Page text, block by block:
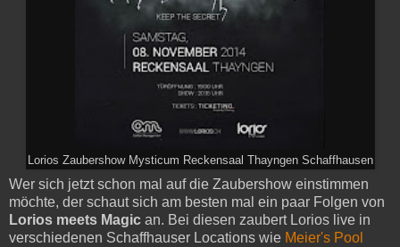
Lorios Zaubershow Mysticum Reckensaal Thayngen Schaffhausen
Wer sich jetzt schon mal auf die Zaubershow einstimmen
möchte, der schaut sich am besten mal ein paar Folgen von
Lorios meets Magic an. Bei diesen zaubert Lorios live in
verschiedenen Schaffhauser Locations wie Meier's Pool